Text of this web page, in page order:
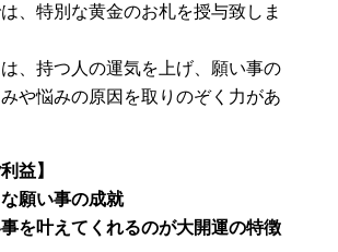
、特別な黄金のお札を授与致しま
、持つ人の運気を上げ、願い事の
や悩みの原因を取りのぞく力があ
益】
願い事の成就
を叶えてくれるのが大開運の特徴